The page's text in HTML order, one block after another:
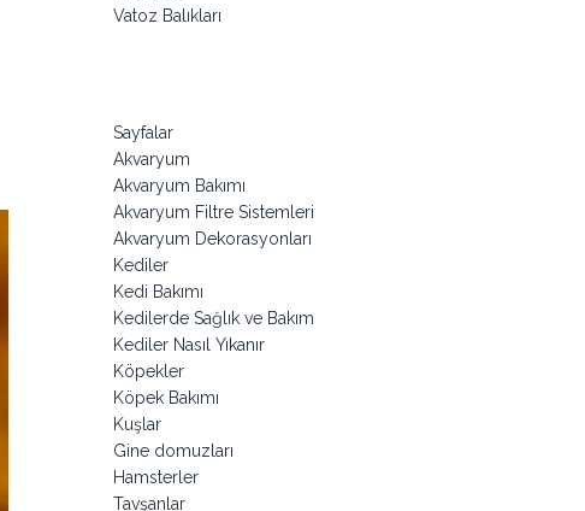
Vatoz Balıkları
Sayfalar
Akvaryum
Akvaryum Bakımı
Akvaryum Filtre Sistemleri
Akvaryum Dekorasyonları
Kediler
Kedi Bakımı
Kedilerde Sağlık ve Bakım
Kediler Nasıl Yıkanır
Köpekler
Köpek Bakımı
Kuşlar
Gine domuzları
Hamsterler
Tavşanlar